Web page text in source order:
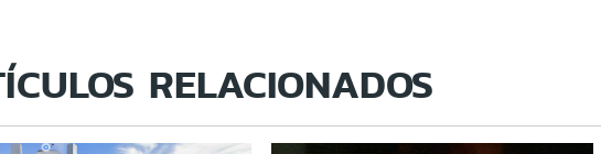
RELACIONADOS